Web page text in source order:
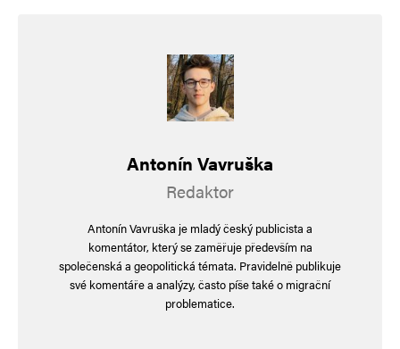
Antonín Vavruška
Redaktor
Antonín Vavruška je mladý český publicista a
komentátor, který se zaměřuje především na
společenská a geopolitická témata. Pravidelně publikuje
své komentáře a analýzy, často píše také o migrační
problematice.